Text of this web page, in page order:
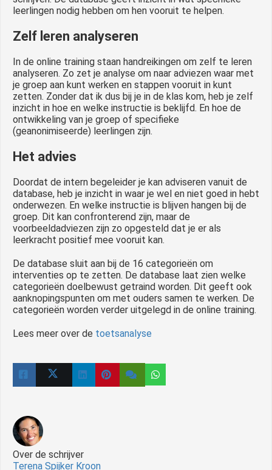
leerlingen nodig hebben om hen vooruit te helpen.
Zelf leren analyseren
In de online training staan handreikingen om zelf te leren
analyseren. Zo zet je analyse om naar adviezen waar met
je groep aan kunt werken en stappen vooruit in kunt
zetten. Zonder dat ik dus bij je in de klas kom, heb je zelf
inzicht in hoe en welke instructie is beklijfd. En hoe de
ontwikkeling van je groep of specifieke
(geanonimiseerde) leerlingen zijn.
Het advies
Doordat de intern begeleider je kan adviseren vanuit de
database, heb je inzicht in waar je wel en niet goed in hebt
onderwezen. En welke instructie is blijven hangen bij de
groep. Dit kan confronterend zijn, maar de
voorbeeldadviezen zijn zo opgesteld dat je er als
leerkracht positief mee vooruit kan.
De database sluit aan bij de 16 categorieën om
interventies op te zetten. De database laat zien welke
categorieën doelbewust getraind worden. Dit geeft ook
aanknopingspunten om met ouders samen te werken. De
categorieën worden verder uitgelegd in de online training.
Lees meer over de toetsanalyse
Over de schrijver
Terena Spijker Kroon